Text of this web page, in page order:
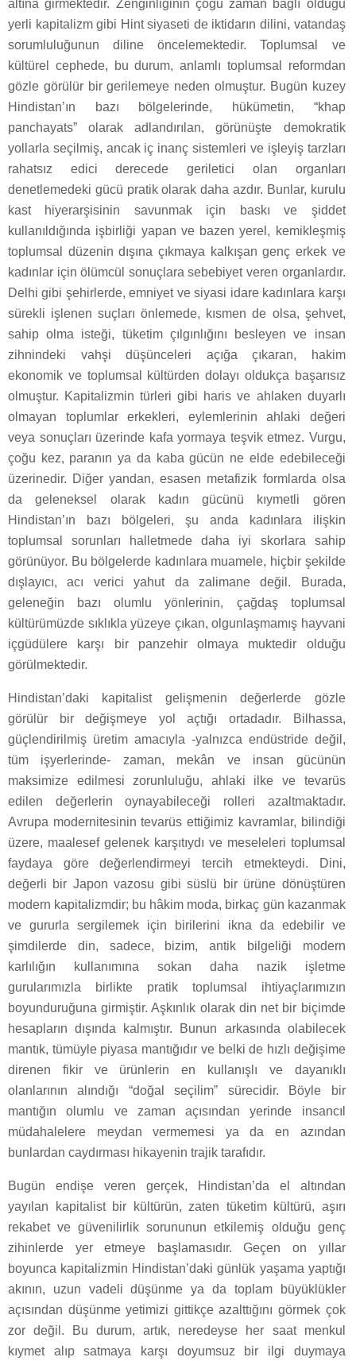
altına girmektedir. Zenginliğinin çoğu zaman bağlı olduğu
yerli kapitalizm gibi Hint siyaseti de iktidarın dilini, vatandaş
sorumluluğunun diline öncelemektedir. Toplumsal ve
kültürel cephede, bu durum, anlamlı toplumsal reformdan
gözle görülür bir gerilemeye neden olmuştur. Bugün kuzey
Hindistan’ın bazı bölgelerinde, hükümetin, “khap
panchayats” olarak adlandırılan, görünüşte demokratik
yollarla seçilmiş, ancak iç inanç sistemleri ve işleyiş tarzları
rahatsız edici derecede geriletici olan organları
denetlemedeki gücü pratik olarak daha azdır. Bunlar, kurulu
kast hiyerarşisinin savunmak için baskı ve şiddet
kullanıldığında işbirliği yapan ve bazen yerel, kemikleşmiş
toplumsal düzenin dışına çıkmaya kalkışan genç erkek ve
kadınlar için ölümcül sonuçlara sebebiyet veren organlardır.
Delhi gibi şehirlerde, emniyet ve siyasi idare kadınlara karşı
sürekli işlenen suçları önlemede, kısmen de olsa, şehvet,
sahip olma isteği, tüketim çılgınlığını besleyen ve insan
zihnindeki vahşi düşünceleri açığa çıkaran, hakim
ekonomik ve toplumsal kültürden dolayı oldukça başarısız
olmuştur. Kapitalizmin türleri gibi haris ve ahlaken duyarlı
olmayan toplumlar erkekleri, eylemlerinin ahlaki değeri
veya sonuçları üzerinde kafa yormaya teşvik etmez. Vurgu,
çoğu kez, paranın ya da kaba gücün ne elde edebileceği
üzerinedir. Diğer yandan, esasen metafizik formlarda olsa
da geleneksel olarak kadın gücünü kıymetli gören
Hindistan’ın bazı bölgeleri, şu anda kadınlara ilişkin
toplumsal sorunları halletmede daha iyi skorlara sahip
görünüyor. Bu bölgelerde kadınlara muamele, hiçbir şekilde
dışlayıcı, acı verici yahut da zalimane değil. Burada,
geleneğin bazı olumlu yönlerinin, çağdaş toplumsal
kültürümüzde sıklıkla yüzeye çıkan, olgunlaşmamış hayvani
içgüdülere karşı bir panzehir olmaya muktedir olduğu
görülmektedir.
Hindistan’daki kapitalist gelişmenin değerlerde gözle
görülür bir değişmeye yol açtığı ortadadır. Bilhassa,
güçlendirilmiş üretim amacıyla -yalnızca endüstride değil,
tüm işyerlerinde- zaman, mekân ve insan gücünün
maksimize edilmesi zorunluluğu, ahlaki ilke ve tevarüs
edilen değerlerin oynayabileceği rolleri azaltmaktadır.
Avrupa modernitesinin tevarüs ettiğimiz kavramlar, bilindiği
üzere, maalesef gelenek karşıtıydı ve meseleleri toplumsal
faydaya göre değerlendirmeyi tercih etmekteydi. Dini,
değerli bir Japon vazosu gibi süslü bir ürüne dönüştüren
modern kapitalizmdir; bu hâkim moda, birkaç gün kazanmak
ve gururla sergilemek için birilerini ikna da edebilir ve
şimdilerde din, sadece, bizim, antik bilgeliği modern
karlılığın kullanımına sokan daha nazik işletme
gurularımızla birlikte pratik toplumsal ihtiyaçlarımızın
boyunduruğuna girmiştir. Aşkınlık olarak din net bir biçimde
hesapların dışında kalmıştır. Bunun arkasında olabilecek
mantık, tümüyle piyasa mantığıdır ve belki de hızlı değişime
direnen fikir ve ürünlerin en kullanışlı ve dayanıklı
olanlarının alındığı “doğal seçilim” sürecidir. Böyle bir
mantığın olumlu ve zaman açısından yerinde insancıl
müdahalelere meydan vermemesi ya da en azından
bunlardan caydırması hikayenin trajik tarafıdır.
Bugün endişe veren gerçek, Hindistan’da el altından
yayılan kapitalist bir kültürün, zaten tüketim kültürü, aşırı
rekabet ve güvenilirlik sorununun etkilemiş olduğu genç
zihinlerde yer etmeye başlamasıdır. Geçen on yıllar
boyunca kapitalizmin Hindistan’daki günlük yaşama yaptığı
akının, uzun vadeli düşünme ya da toplam büyüklükler
açısından düşünme yetimizi gittikçe azalttığını görmek çok
zor değil. Bu durum, artık, neredeyse her saat menkul
kıymet alıp satmaya karşı doyumsuz bir ilgi duymaya